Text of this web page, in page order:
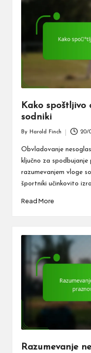
Kako spoštljivo
sodniki
by
By Harold Finch 20/
Obvladovanje
ključno za
razumevanjem vloge
športniki učinkovito
Read More
Razumevanje